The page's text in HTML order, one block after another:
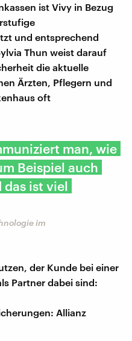
ist Vivy in Bezug
und entsprechend
Thun weist darauf
die aktuelle
Ärzten, Pflegern und
oft
man, wie
Beispiel auch
das ist viel
im
der Kunde bei einer
Partner dabei sind:
Allianz